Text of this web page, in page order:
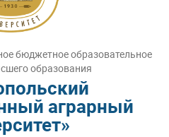
бюджетное образовательное
образования
аграрный